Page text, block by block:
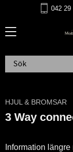
042 29
HJUL & BROMSAR
3 Way
Information